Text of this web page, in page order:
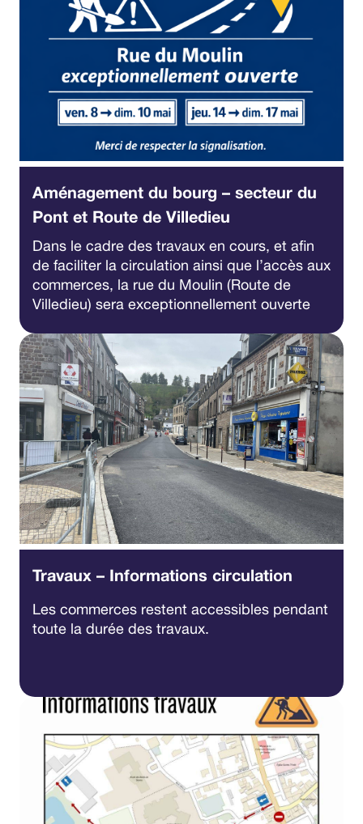
Aménagement du bourg – secteur du
Pont et Route de Villedieu
Dans le cadre des travaux en cours, et afin
de faciliter la circulation ainsi que l’accès aux
commerces, la rue du Moulin (Route de
Villedieu) sera exceptionnellement ouverte
Travaux – Informations circulation
Les commerces restent accessibles pendant
toute la durée des travaux.